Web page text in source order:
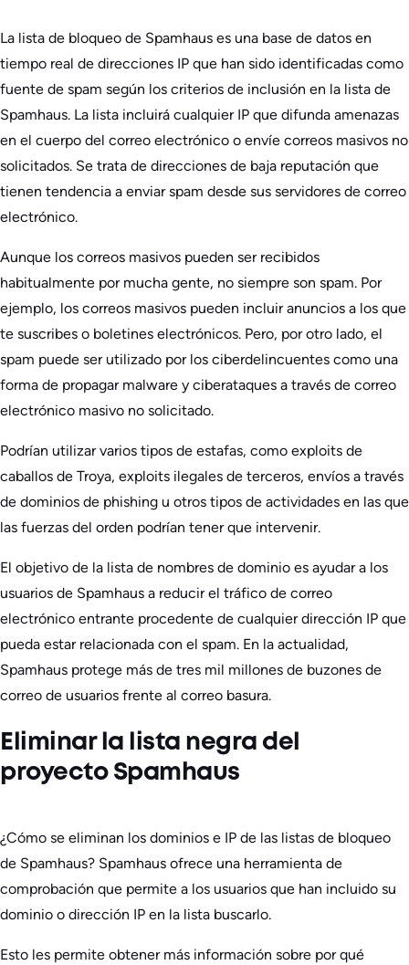
La lista de bloqueo de Spamhaus es una base de datos en
tiempo real de direcciones IP que han sido identificadas como
fuente de spam según los criterios de inclusión en la lista de
Spamhaus. La lista incluirá cualquier IP que difunda amenazas
en el cuerpo del correo electrónico o envíe correos masivos no
solicitados. Se trata de direcciones de baja reputación que
tienen tendencia a enviar spam desde sus servidores de correo
electrónico.
Aunque los correos masivos pueden ser recibidos
habitualmente por mucha gente, no siempre son spam. Por
ejemplo, los correos masivos pueden incluir anuncios a los que
te suscribes o boletines electrónicos. Pero, por otro lado, el
spam puede ser utilizado por los ciberdelincuentes como una
forma de propagar malware y ciberataques a través de correo
electrónico masivo no solicitado.
Podrían utilizar varios tipos de estafas, como exploits de
caballos de Troya, exploits ilegales de terceros, envíos a través
de dominios de phishing u otros tipos de actividades en las que
las fuerzas del orden podrían tener que intervenir.
El objetivo de la lista de nombres de dominio es ayudar a los
usuarios de Spamhaus a reducir el tráfico de correo
electrónico entrante procedente de cualquier dirección IP que
pueda estar relacionada con el spam. En la actualidad,
Spamhaus protege más de tres mil millones de buzones de
correo de usuarios frente al correo basura.
Eliminar la lista negra del
proyecto Spamhaus
¿Cómo se eliminan los dominios e IP de las listas de bloqueo
de Spamhaus? Spamhaus ofrece una herramienta de
comprobación que permite a los usuarios que han incluido su
dominio o dirección IP en la lista buscarlo.
Esto les permite obtener más información sobre por qué